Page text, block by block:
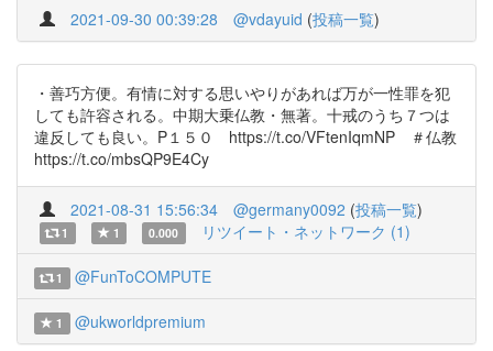
2021-09-30 00:39:28 @vdayuid (投稿一覧)
・善巧方便。有情に対する思いやりがあれば万が一性罪を犯
しても許容される。中期大乗仏教・無著。十戒のうち７つは
違反しても良い。P１５０ https://t.co/VFtenIqmNP ＃仏教
https://t.co/mbsQP9E4Cy
2021-08-31 15:56:34 @germany0092 (投稿一覧)
1 1 0.000 リツイート・ネットワーク (1)
1 @FunToCOMPUTE
1 @ukworldpremium